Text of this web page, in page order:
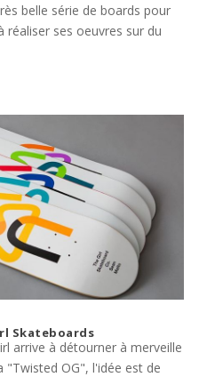
belle série de boards pour
réaliser ses oeuvres sur du
Skateboards
arrive à détourner à merveille
"Twisted OG", l'idée est de